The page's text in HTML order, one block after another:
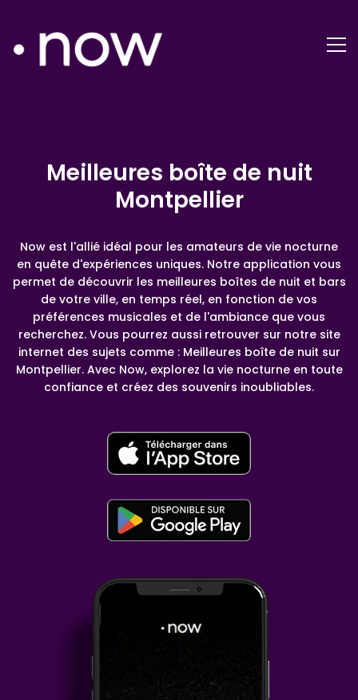
Meilleures boîte de nuit
Montpellier
Now est l'allié idéal pour les amateurs de vie nocturne
en quête d'expériences uniques. Notre application vous
permet de découvrir les meilleures boîtes de nuit et bars
de votre ville, en temps réel, en fonction de vos
préférences musicales et de l'ambiance que vous
recherchez. Vous pourrez aussi retrouver sur notre site
internet des sujets comme : Meilleures boîte de nuit sur
Montpellier. Avec Now, explorez la vie nocturne en toute
confiance et créez des souvenirs inoubliables.